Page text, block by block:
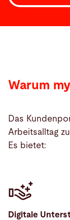
Warum
Das
Arbeitsalltag
Es bietet:
Digitale